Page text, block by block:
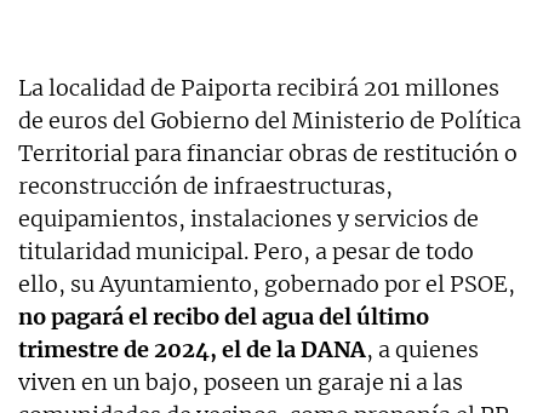
La localidad de Paiporta recibirá 201 millones
de euros del Gobierno del Ministerio de Política
Territorial para financiar obras de restitución o
reconstrucción de infraestructuras,
equipamientos, instalaciones y servicios de
titularidad municipal. Pero, a pesar de todo
ello, su Ayuntamiento, gobernado por el PSOE,
no pagará el recibo del agua del último
trimestre de 2024, el de la DANA, a quienes
viven en un bajo, poseen un garaje ni a las